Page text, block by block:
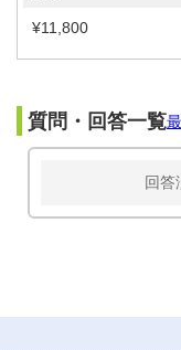
¥11,800
質問・回答一覧
回答